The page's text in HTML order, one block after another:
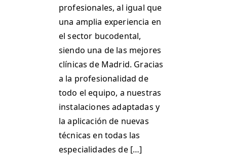
profesionales, al igual que
una amplia experiencia en
el sector bucodental,
siendo una de las mejores
clínicas de Madrid. Gracias
a la profesionalidad de
todo el equipo, a nuestras
instalaciones adaptadas y
la aplicación de nuevas
técnicas en todas las
especialidades de […]